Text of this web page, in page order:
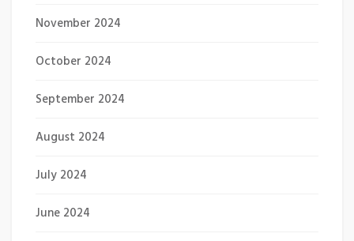
November 2024
October 2024
September 2024
August 2024
July 2024
June 2024